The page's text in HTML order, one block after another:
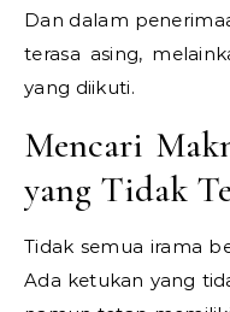
Dan dalam
terasa asing,
yang diikuti.
Mencari
yang Tidak
Tidak semua irama
Ada ketukan yang